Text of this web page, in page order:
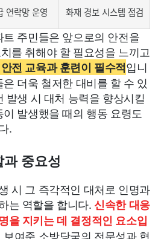
연락망 운영 화재 경보 시스템 점검
주민들은 앞으로의 안전을
를 취해야 할 필요성을 느끼고
전 교육과 훈련이 필수적입니
더욱 철저한 대비를 할 수 있
발생 시 대처 능력을 향상시킬
발생했을 때의 행동 요령도
.
중요성
시 그 즉각적인 대처로 인명과
는 역할을 합니다. 신속한 대응
을 지키는 데 결정적인 요소입
여준 소방당국의 전문성과 협